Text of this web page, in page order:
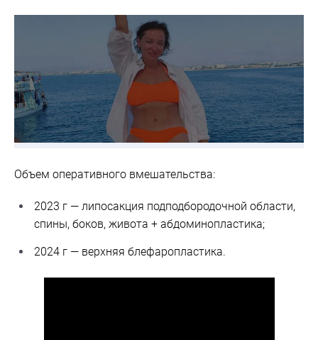
Объем оперативного вмешательства:
2023 г — липосакция подподбородочной области,
спины, боков, живота + абдоминопластика;
2024 г — верхняя блефаропластика.